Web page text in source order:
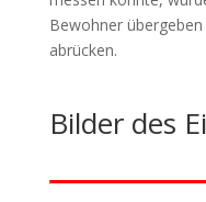
Bewohner
abrücken.
Bilder des